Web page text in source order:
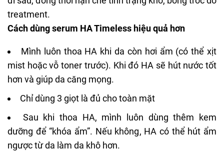
treatment.
Cách dùng serum HA Timeless hiệu quả hơn
Mình luôn thoa HA khi da còn hơi ẩm (có thể xịt
mist hoặc vỗ toner trước). Khi đó HA sẽ hút nước tốt
hơn và giúp da căng mọng.
Chỉ dùng 3 giọt là đủ cho toàn mặt
Sau khi thoa HA, mình luôn dùng thêm kem
dưỡng để “khóa ẩm”. Nếu không, HA có thể hút ẩm
ngược từ da làm da khô hơn.